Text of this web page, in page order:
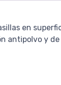
en
antipolvo y